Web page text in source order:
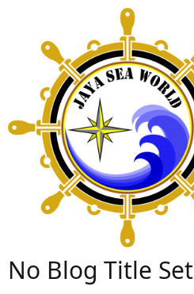
content
No Blog Title Set